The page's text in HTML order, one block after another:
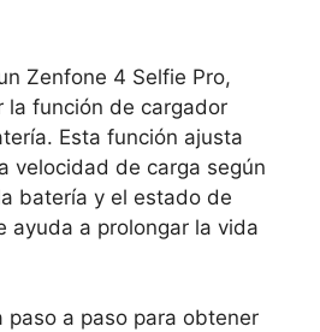
Zenfone 4 Selfie Pro,
la función de cargador
Esta función ajusta
velocidad de carga según
batería y el estado de
ayuda a prolongar la vida
paso a paso para obtener